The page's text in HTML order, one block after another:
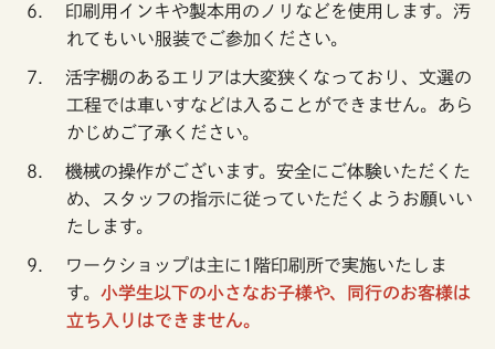
印刷用インキや製本用のノリなどを使用します。汚
れてもいい服装でご参加ください。
活字棚のあるエリアは大変狭くなっており、文選の
工程では車いすなどは入ることができません。あら
かじめご了承ください。
機械の操作がございます。安全にご体験いただくた
め、スタッフの指示に従っていただくようお願いい
たします。
ワークショップは主に1階印刷所で実施いたしま
す。 小学生以下の小さなお子様や、同行のお客様は
立ち入りはできません。